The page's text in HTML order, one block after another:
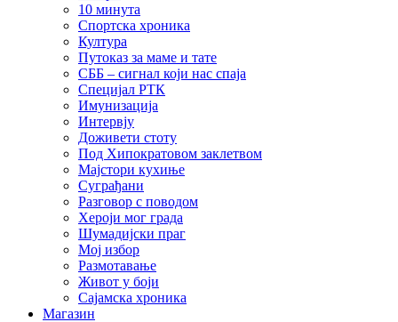
10 минута
Спортска хроника
Култура
Путоказ за маме и тате
СББ – сигнал који нас спаја
Специјал РТК
Имунизација
Интервју
Доживети стоту
Под Хипократовом заклетвом
Мајстори кухиње
Суграђани
Разговор с поводом
Хероји мог града
Шумадијски праг
Мој избор
Размотавање
Живот у боји
Сајамска хроника
Магазин